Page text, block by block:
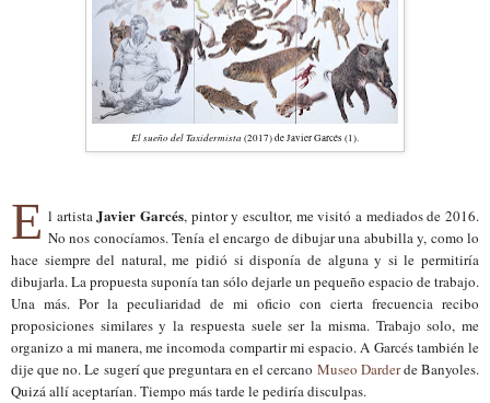
El sueño del Taxidermista (2017) de Javier Garcés (1).
E l artistaJavier Garcés, pintor y escultor, me visitó a mediados de 2016.
No nos conocíamos. Tenía el encargo de dibujar una abubilla y, como lo
hace siempre del natural, me pidió si disponía de alguna y si le permitiría
dibujarla. La propuesta suponía tan sólo dejarle un pequeño espacio de trabajo.
Una más. Por la peculiaridad de mi oficio con cierta frecuencia recibo
proposiciones similares y la respuesta suele ser la misma. Trabajo solo, me
organizo a mi manera, me incomoda compartir mi espacio. A Garcés también le
dije que no. Le sugerí que preguntara en el cercano Museo Darderde Banyoles.
Quizá allí aceptarían. Tiempo más tarde le pediría disculpas.